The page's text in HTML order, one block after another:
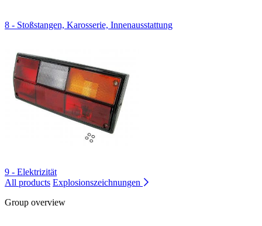
8 - Stoßstangen, Karosserie, Innenausstattung
9 - Elektrizität
All products Explosionszeichnungen
Group overview